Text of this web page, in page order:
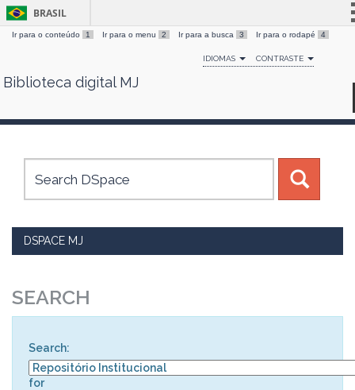
Skip
BRASIL
Simplifique!
Comunica BR
Canais
Ir para o conteúdo 1 Ir para o menu 2 Ir para a busca 3 Ir para o rodapé 4
IDIOMAS CONTRASTE
Biblioteca digital MJ
DSPACE MJ
SEARCH
Search:
for